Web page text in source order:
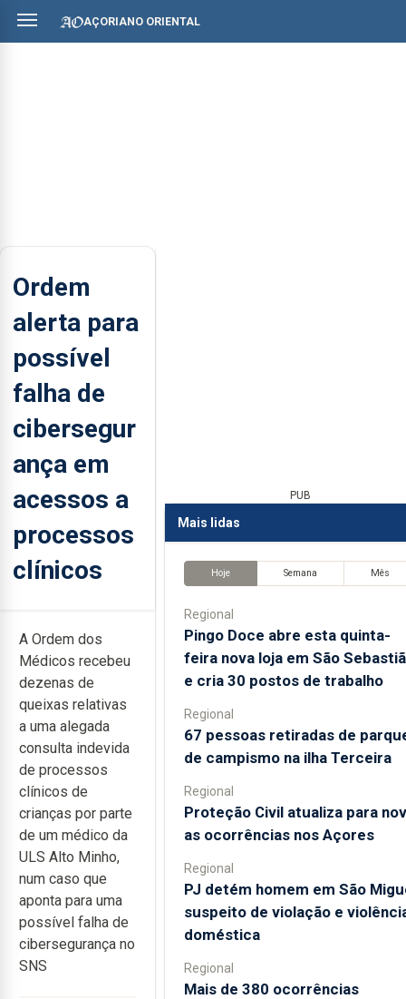
AÇORIANO ORIENTAL
Ordem
alerta para
possível
falha de
cibersegur
ança em
acessos a
processos
clínicos
A Ordem dos
Médicos recebeu
dezenas de
queixas relativas
a uma alegada
consulta indevida
de processos
clínicos de
crianças por parte
de um médico da
ULS Alto Minho,
num caso que
aponta para uma
possível falha de
cibersegurança no
SNS
PUB
Mais lidas
Hoje Semana Mês
Regional
Pingo Doce abre esta quinta-
feira nova loja em São
e cria 30 postos de trabalho
Regional
67 pessoas retiradas de
de campismo na ilha Terceira
Regional
Proteção Civil atualiza para
as ocorrências nos Açores
Regional
PJ detém homem em São
suspeito de violação e
doméstica
Regional
Mais de 380 ocorrências